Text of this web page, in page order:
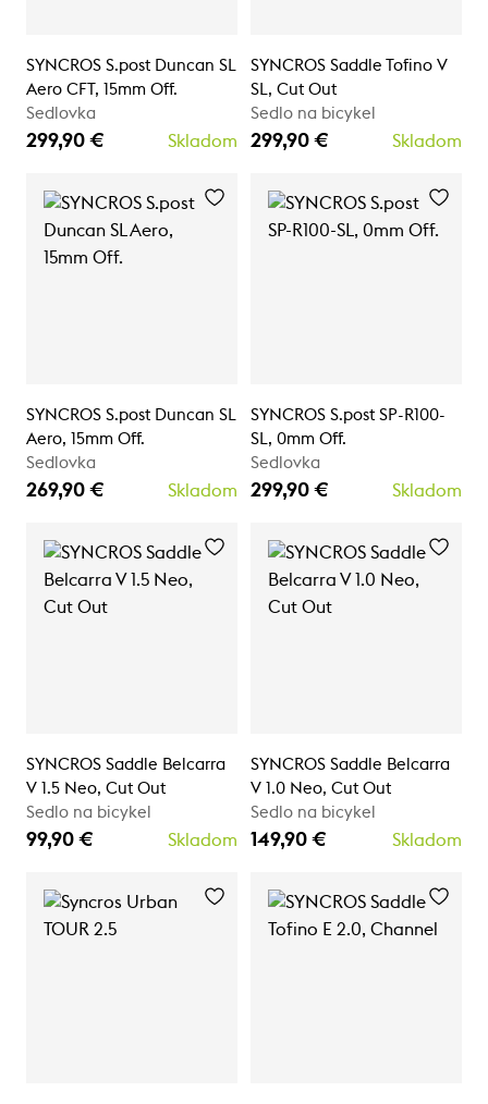
SYNCROS S.post Duncan SL
Aero CFT, 15mm Off.
Sedlovka
299,90 € Skladom
SYNCROS Saddle Tofino V
SL, Cut Out
Sedlo na bicykel
299,90 € Skladom
SYNCROS S.post Duncan SL
Aero, 15mm Off.
Sedlovka
269,90 € Skladom
SYNCROS S.post SP-R100-
SL, 0mm Off.
Sedlovka
299,90 € Skladom
SYNCROS Saddle Belcarra
V 1.5 Neo, Cut Out
Sedlo na bicykel
99,90 € Skladom
SYNCROS Saddle Belcarra
V 1.0 Neo, Cut Out
Sedlo na bicykel
149,90 € Skladom